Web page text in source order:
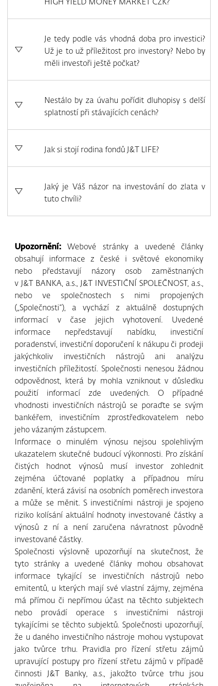
HIGH YIELD MONEY MARKET CZK?
Je tedy podle vás vhodná doba pro investici?
Už je to už příležitost pro investory? Nebo by
měli investoři ještě počkat?
Nestálo by za úvahu pořídit dluhopisy s delší
splatností při stávajících cenách?
Jak si stojí rodina fondů J&T LIFE?
Jaký je Váš názor na investování do zlata v
tuto chvíli?
Upozornění: Webové stránky a uvedené články
obsahují informace z české i světové ekonomiky
nebo představují názory osob zaměstnaných
v J&T BANKA, a.s., J&T INVESTIČNÍ SPOLEČNOST, a.s.,
nebo ve společnostech s nimi propojených
(„Společnosti“), a vychází z aktuálně dostupných
informací v čase jejich vyhotovení. Uvedené
informace nepředstavují nabídku, investiční
poradenství, investiční doporučení k nákupu či prodeji
jakýchkoliv investičních nástrojů ani analýzu
investičních příležitostí. Společnosti nenesou žádnou
odpovědnost, která by mohla vzniknout v důsledku
použití informací zde uvedených. O případné
vhodnosti investičních nástrojů se poraďte se svým
bankéřem, investičním zprostředkovatelem nebo
jeho vázaným zástupcem.
Informace o minulém výnosu nejsou spolehlivým
ukazatelem skutečné budoucí výkonnosti. Pro získání
čistých hodnot výnosů musí investor zohlednit
zejména účtované poplatky a případnou míru
zdanění, která závisí na osobních poměrech investora
a může se měnit. S investičními nástroji je spojeno
riziko kolísání aktuální hodnoty investované částky a
výnosů z ní a není zaručena návratnost původně
investované částky.
Společnosti výslovně upozorňují na skutečnost, že
tyto stránky a uvedené články mohou obsahovat
informace tykající se investičních nástrojů nebo
emitentů, u kterých mají své vlastní zájmy, zejména
má přímou či nepřímou účast na těchto subjektech
nebo provádí operace s investičními nástroji
tykajícími se těchto subjektů. Společnosti upozorňují,
že u daného investičního nástroje mohou vystupovat
jako tvůrce trhu. Pravidla pro řízení střetu zájmů
upravující postupy pro řízení střetu zájmů v případě
činnosti J&T Banky, a.s., jakožto tvůrce trhu jsou